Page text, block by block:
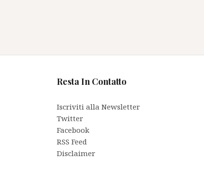
Resta In Contatto
Iscriviti alla Newsletter
Twitter
Facebook
RSS Feed
Disclaimer